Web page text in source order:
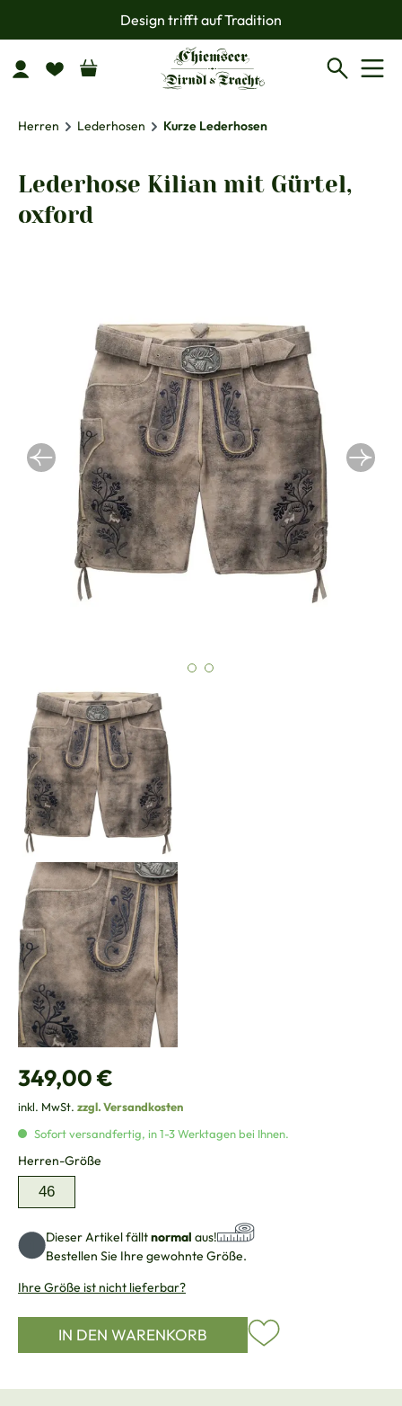
Zum Hauptinhalt springenDesign trifft auf Tradition
Herren Lederhosen Kurze Lederhosen
Lederhose Kilian mit Gürtel,
oxford
Regulärer Preis:
349,00 €
inkl. MwSt. zzgl. Versandkosten
Sofort versandfertig, in 1-3 Werktagen bei Ihnen.
Herren-Größe
46
Dieser Artikel fälltnormal aus!
Bestellen Sie Ihre gewohnte Größe.
Ihre Größe ist nicht lieferbar?
IN DEN WARENKORB